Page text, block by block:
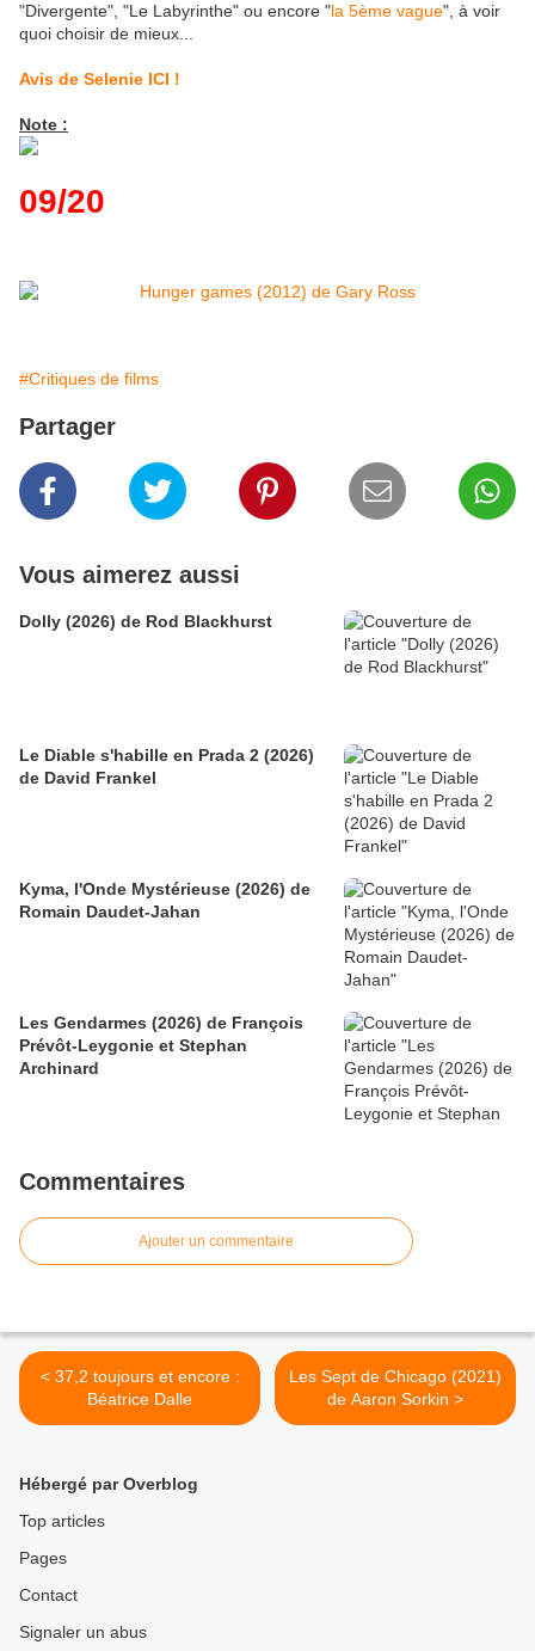
"Divergente", "Le Labyrinthe" ou encore "la 5ème vague", à voir
quoi choisir de mieux...
Avis de Selenie ICI !
Note :
09/20
#Critiques de films
Partager
Vous aimerez aussi
Dolly (2026) de Rod Blackhurst
Le Diable s'habille en Prada 2 (2026)
de David Frankel
Kyma, l'Onde Mystérieuse (2026) de
Romain Daudet-Jahan
Les Gendarmes (2026) de François
Prévôt-Leygonie et Stephan
Archinard
Commentaires
Ajouter un commentaire
< 37,2 toujours et encore :
Béatrice Dalle
Les Sept de Chicago (2021)
de Aaron Sorkin >
Hébergé par Overblog
Top articles
Pages
Contact
Signaler un abus